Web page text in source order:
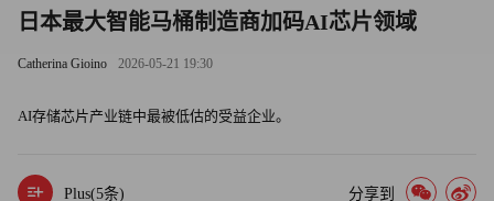
日本最大智能马桶制造商加码AI芯片领域
Catherina Gioino 2026-05-21 19:30
AI存储芯片产业链中最被低估的受益企业。
Plus(5条) 分享到